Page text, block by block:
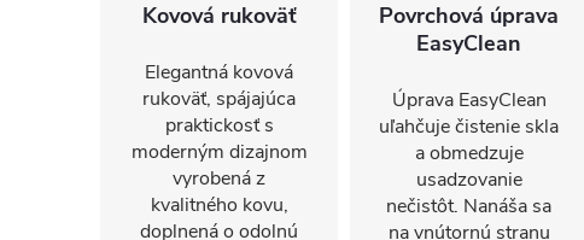
Kovová rukoväť
Elegantná kovová
rukoväť, spájajúca
praktickosť s
moderným dizajnom
vyrobená z
kvalitného kovu,
doplnená o odolnú
Povrchová úprava
EasyClean
Úprava EasyClean
uľahčuje čistenie skla
a obmedzuje
usadzovanie
nečistôt. Nanáša sa
na vnútornú stranu